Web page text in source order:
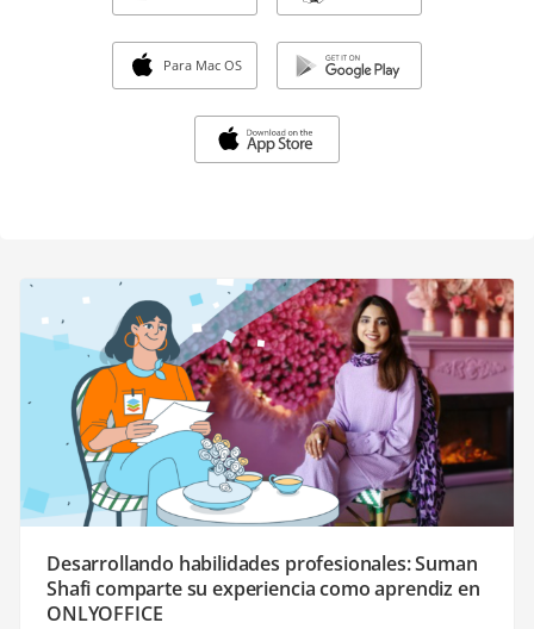
Para Mac OS
Desarrollando habilidades profesionales: Suman
Shafi comparte su experiencia como aprendiz en
ONLYOFFICE